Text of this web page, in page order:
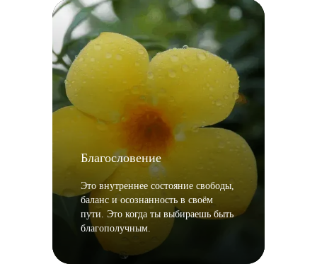
Благословение
Это внутреннее состояние свободы,
баланс и осознанность в своём
пути. Это когда ты выбираешь быть
благополучным.